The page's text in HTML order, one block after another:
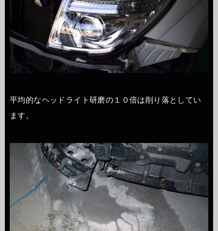
平均的なヘッドライト研磨の１０倍は削り落としてい
ます。